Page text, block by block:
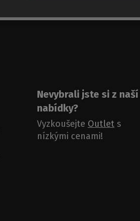
Nevybrali jste si z naší
nabídky?
Vyzkoušejte Outlet s
nízkými cenami!